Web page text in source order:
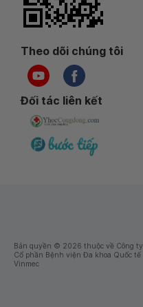
Theo dõi chúng tôi
Đối tác liên kết
Bản quyền © 2026 thuộc về Công ty
Cổ phần Bệnh viện Đa khoa Quốc tế
Vinmec